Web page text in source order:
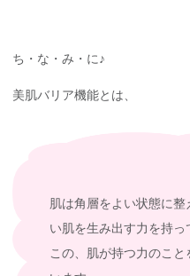
ち・な・み・に♪
美肌バリア機能とは、
肌は角層をよい状態に
い肌を生み出す力を持っ
この、肌が持つ力のこ